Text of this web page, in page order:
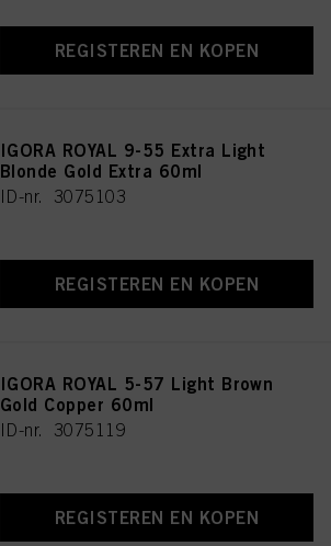
REGISTEREN EN KOPEN
IGORA ROYAL 9-55 Extra Light
Blonde Gold Extra 60ml
ID-nr. 3075103
REGISTEREN EN KOPEN
IGORA ROYAL 5-57 Light Brown
Gold Copper 60ml
ID-nr. 3075119
REGISTEREN EN KOPEN